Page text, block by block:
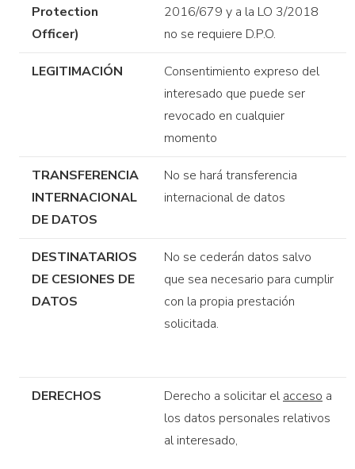
Protection
Officer)
2016/679 y a la LO 3/2018
no se requiere D.P.O.
LEGITIMACIÓN
Consentimiento expreso del
interesado que puede ser
revocado en cualquier
momento
TRANSFERENCIA
INTERNACIONAL
DE DATOS
No se hará transferencia
internacional de datos
DESTINATARIOS
DE CESIONES DE
DATOS
No se cederán datos salvo
que sea necesario para cumplir
con la propia prestación
solicitada.
DERECHOS Derecho a solicitar elacceso a
los datos personales relativos
al interesado,